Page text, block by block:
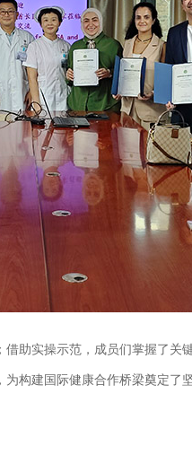
实操示范，成员们掌握了关
构建国际健康合作桥梁奠定了